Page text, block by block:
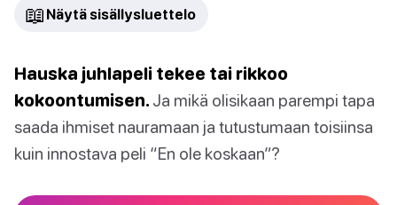
📖 Näytä sisällysluettelo
Hauska juhlapeli tekee tai rikkoo
kokoontumisen. Ja mikä olisikaan parempi tapa
saada ihmiset nauramaan ja tutustumaan toisiinsa
kuin innostava peli “En ole koskaan”?